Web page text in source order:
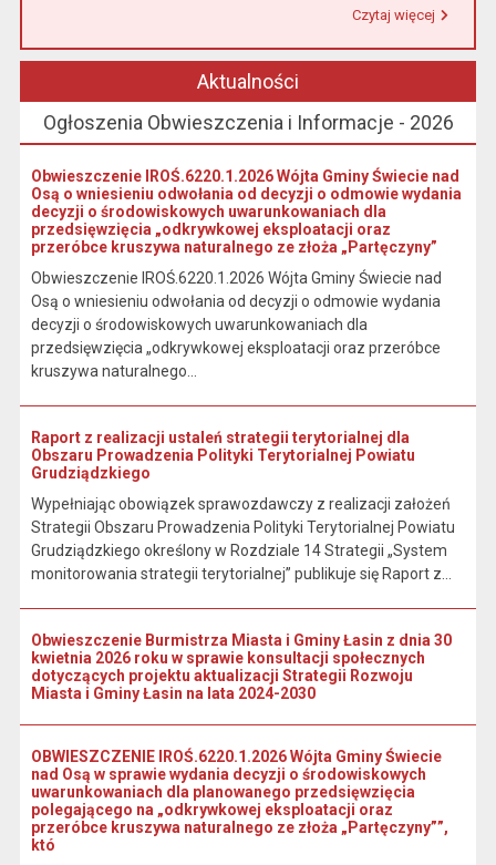
Czytaj więcej
Aktualności
Ogłoszenia Obwieszczenia i Informacje - 2026
Obwieszczenie IROŚ.6220.1.2026 Wójta Gminy Świecie nad
Osą o wniesieniu odwołania od decyzji o odmowie wydania
decyzji o środowiskowych uwarunkowaniach dla
przedsięwzięcia „odkrywkowej eksploatacji oraz
przeróbce kruszywa naturalnego ze złoża „Partęczyny”
Obwieszczenie IROŚ.6220.1.2026 Wójta Gminy Świecie nad
Osą o wniesieniu odwołania od decyzji o odmowie wydania
decyzji o środowiskowych uwarunkowaniach dla
przedsięwzięcia „odkrywkowej eksploatacji oraz przeróbce
kruszywa naturalnego...
Raport z realizacji ustaleń strategii terytorialnej dla
Obszaru Prowadzenia Polityki Terytorialnej Powiatu
Grudziądzkiego
Wypełniając obowiązek sprawozdawczy z realizacji założeń
Strategii Obszaru Prowadzenia Polityki Terytorialnej Powiatu
Grudziądzkiego określony w Rozdziale 14 Strategii „System
monitorowania strategii terytorialnej” publikuje się Raport z...
Obwieszczenie Burmistrza Miasta i Gminy Łasin z dnia 30
kwietnia 2026 roku w sprawie konsultacji społecznych
dotyczących projektu aktualizacji Strategii Rozwoju
Miasta i Gminy Łasin na lata 2024-2030
OBWIESZCZENIE IROŚ.6220.1.2026 Wójta Gminy Świecie
nad Osą w sprawie wydania decyzji o środowiskowych
uwarunkowaniach dla planowanego przedsięwzięcia
polegającego na „odkrywkowej eksploatacji oraz
przeróbce kruszywa naturalnego ze złoża „Partęczyny””,
któ